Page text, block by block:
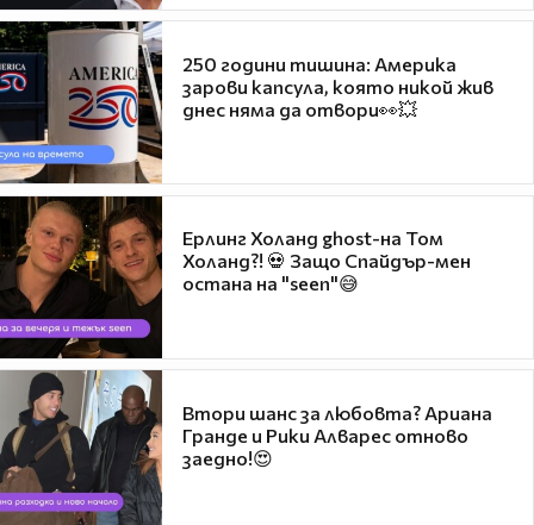
250 години тишина: Америка
зарови капсула, която никой жив
днес няма да отвори👀💥
Ерлинг Холанд ghost-на Том
Холанд?! 💀 Защо Спайдър-мен
остана на "seen"😅
Втори шанс за любовта? Ариана
Гранде и Рики Алварес отново
заедно!😍